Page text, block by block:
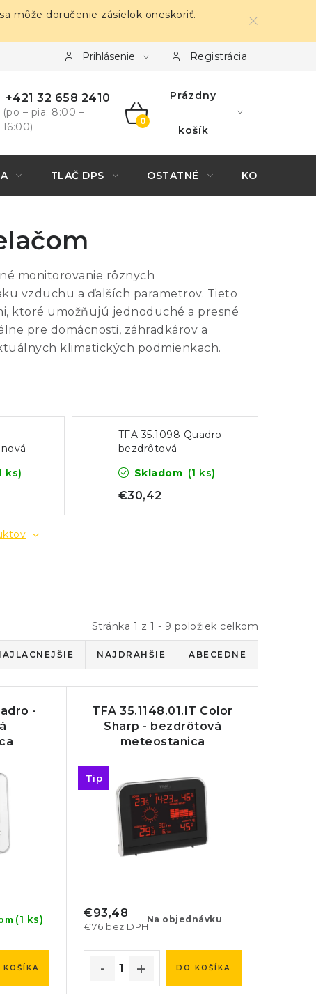
môže doručenie zásielok oneskoriť.
Prihlásenie Registrácia
+421 32 658 2410
(po – pia: 8:00 –
16:00)
NÁKUPNÝ
Prázdny
košík
TLAČ DPS OSTATNÉ KONTAKTY
monitorovanie rôznych
vzduchu a ďalších parametrov. Tieto
ktoré umožňujú jednoduché a presné
pre domácnosti, záhradkárov a
klimatických podmienkach.
ks)
TFA 35.1098 Quadro -
bezdrôtová
Skladom (1 ks)
€30,42
Stránka 1 z 1 - 9 položiek celkom
NAJDRAHŠIE ABECEDNE
-
(1 ks)
KOŠÍKA
TFA 35.1148.01.IT Color
Sharp - bezdrôtová
meteostanica
Tip
Na objednávku
€76 bez DPH
€93,48
DO KOŠÍKA